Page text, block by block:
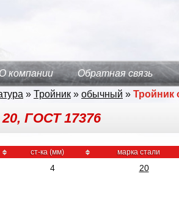
компании Обратная связь
» Тройник » обычный »
ГОСТ 17376
ст-ка (мм) марка стали
4 20